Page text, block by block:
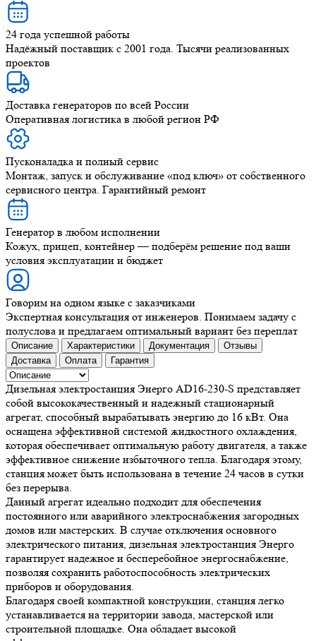
24 года успешной работы
Надёжный поставщик с 2001 года. Тысячи реализованных
проектов
Доставка генераторов по всей России
Оперативная логистика в любой регион РФ
Пусконаладка и полный сервис
Монтаж, запуск и обслуживание «под ключ» от собственного
сервисного центра. Гарантийный ремонт
Генератор в любом исполнении
Кожух, прицеп, контейнер — подберём решение под ваши
условия эксплуатации и бюджет
Говорим на одном языке с заказчиками
Экспертная консультация от инженеров. Понимаем задачу с
полуслова и предлагаем оптимальный вариант без переплат
Описание Характеристики Документация
Отзывы
Доставка
Оплата Гарантия
Дизельная электростанция Энерго AD16-230-S представляет
собой высококачественный и надежный стационарный
агрегат, способный вырабатывать энергию до 16 кВт. Она
оснащена эффективной системой жидкостного охлаждения,
которая обеспечивает оптимальную работу двигателя, а также
эффективное снижение избыточного тепла. Благодаря этому,
станция может быть использована в течение 24 часов в сутки
без перерыва.
Данный агрегат идеально подходит для обеспечения
постоянного или аварийного электроснабжения загородных
домов или мастерских. В случае отключения основного
электрического питания, дизельная электростанция Энерго
гарантирует надежное и бесперебойное энергоснабжение,
позволяя сохранить работоспособность электрических
приборов и оборудования.
Благодаря своей компактной конструкции, станция легко
устанавливается на территории завода, мастерской или
строительной площадке. Она обладает высокой